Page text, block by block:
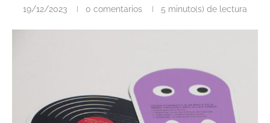
19/12/2023 0 comentarios 5 minuto(s) de lectura